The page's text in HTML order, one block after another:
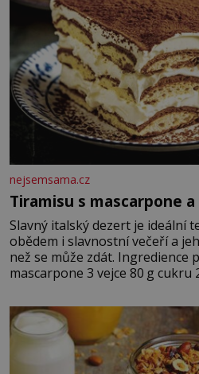
nejsemsama.cz
Tiramisu s mascarpone
Slavný italský dezert je ideální
obědem i slavnostní večeří a
než se může zdát. Ingredience pro
mascarpone 3 vejce 80 g cukru 200 g cukrářských
posypání Postup: Oddělte
vyšlehejte s cukrem do světlé
vmíchejte mascarpone, aby